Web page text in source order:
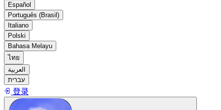
Español
Português (Brasil)
Italiano
Polski
Bahasa Melayu
ไทย
العربية
עברית
登录